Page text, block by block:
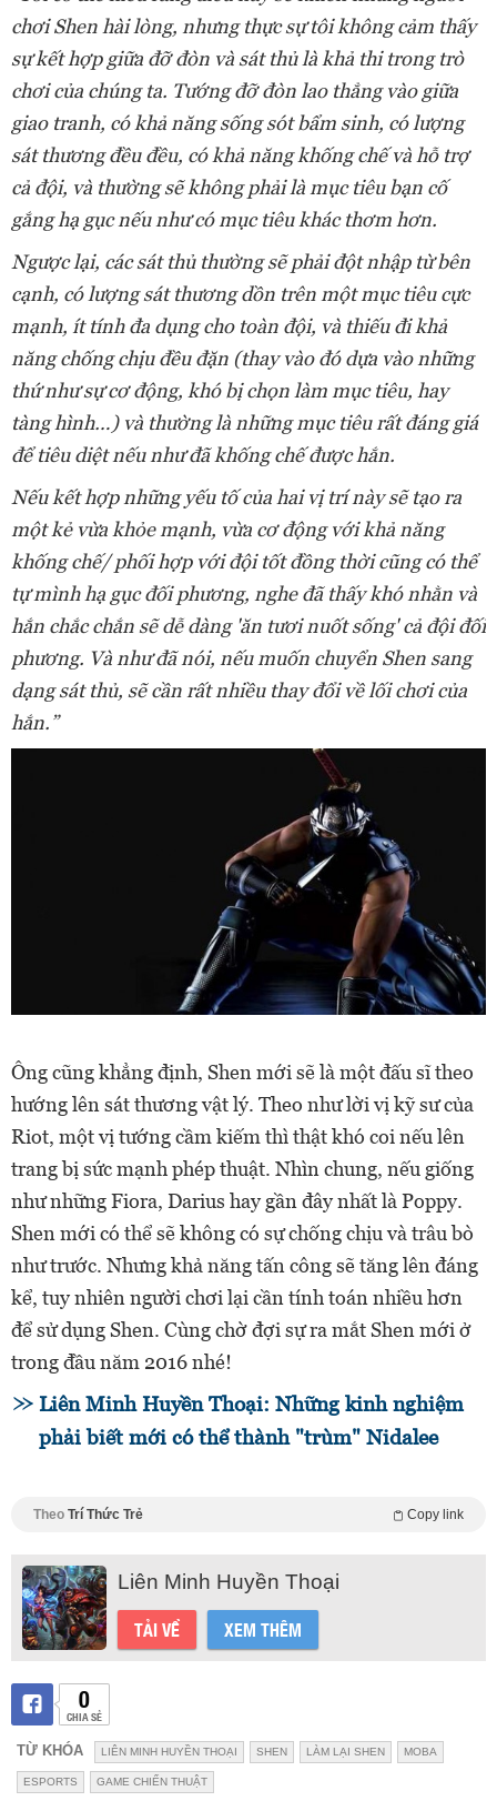
chơi Shen hài lòng, nhưng thực sự tôi không cảm thấy
sự kết hợp giữa đỡ đòn và sát thủ là khả thi trong trò
chơi của chúng ta. Tướng đỡ đòn lao thẳng vào giữa
giao tranh, có khả năng sống sót bẩm sinh, có lượng
sát thương đều đều, có khả năng khống chế và hỗ trợ
cả đội, và thường sẽ không phải là mục tiêu bạn cố
gắng hạ gục nếu như có mục tiêu khác thơm hơn.
Ngược lại, các sát thủ thường sẽ phải đột nhập từ bên
cạnh, có lượng sát thương dồn trên một mục tiêu cực
mạnh, ít tính đa dụng cho toàn đội, và thiếu đi khả
năng chống chịu đều đặn (thay vào đó dựa vào những
thứ như sự cơ động, khó bị chọn làm mục tiêu, hay
tàng hình…) và thường là những mục tiêu rất đáng giá
để tiêu diệt nếu như đã khống chế được hắn.
Nếu kết hợp những yếu tố của hai vị trí này sẽ tạo ra
một kẻ vừa khỏe mạnh, vừa cơ động với khả năng
khống chế/ phối hợp với đội tốt đồng thời cũng có thể
tự mình hạ gục đối phương, nghe đã thấy khó nhằn và
hắn chắc chắn sẽ dễ dàng 'ăn tươi nuốt sống' cả đội đối
phương. Và như đã nói, nếu muốn chuyển Shen sang
dạng sát thủ, sẽ cần rất nhiều thay đổi về lối chơi của
hắn.”
Ông cũng khẳng định, Shen mới sẽ là một đấu sĩ theo
hướng lên sát thương vật lý. Theo như lời vị kỹ sư của
Riot, một vị tướng cầm kiếm thì thật khó coi nếu lên
trang bị sức mạnh phép thuật. Nhìn chung, nếu giống
như những Fiora, Darius hay gần đây nhất là Poppy.
Shen mới có thể sẽ không có sự chống chịu và trâu bò
như trước. Nhưng khả năng tấn công sẽ tăng lên đáng
kể, tuy nhiên người chơi lại cần tính toán nhiều hơn
để sử dụng Shen. Cùng chờ đợi sự ra mắt Shen mới ở
trong đầu năm 2016 nhé!
Liên Minh Huyền Thoại: Những kinh nghiệm
phải biết mới có thể thành "trùm" Nidalee
Theo Trí Thức Trẻ Copy link
Liên Minh Huyền Thoại
TẢI VỀ XEM THÊM
0
CHIA SẺ
TỪ KHÓA LIÊN MINH HUYỀN THOẠI SHEN LÀM LẠI SHEN MOBA
ESPORTS GAME CHIẾN THUẬT